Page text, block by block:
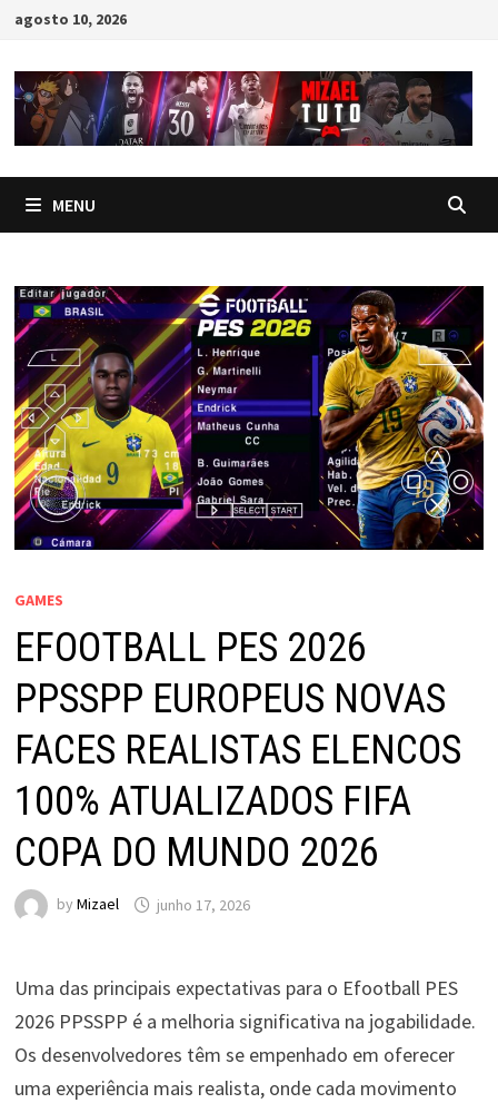
Skip
content
agosto 10, 2026
MENU
GAMES
EFOOTBALL PES 2026
PPSSPP EUROPEUS NOVAS
FACES REALISTAS ELENCOS
100% ATUALIZADOS FIFA
COPA DO MUNDO 2026
by Mizael junho 17, 2026
Uma das principais expectativas para o Efootball PES
2026 PPSSPP é a melhoria significativa na jogabilidade.
Os desenvolvedores têm se empenhado em oferecer
uma experiência mais realista, onde cada movimento